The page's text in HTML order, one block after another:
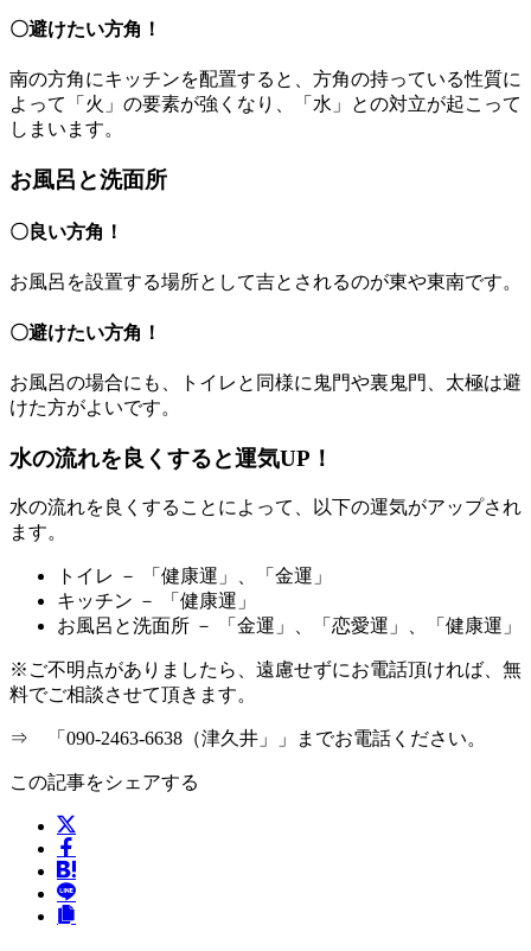
〇避けたい方角！
南の方角にキッチンを配置すると、方角の持っている性質に
よって「火」の要素が強くなり、「水」との対立が起こって
しまいます。
お風呂と洗面所
〇良い方角！
お風呂を設置する場所として吉とされるのが東や東南です。
〇避けたい方角！
お風呂の場合にも、トイレと同様に鬼門や裏鬼門、太極は避
けた方がよいです。
水の流れを良くすると運気UP！
水の流れを良くすることによって、以下の運気がアップされ
ます。
トイレ － 「健康運」、「金運」
キッチン － 「健康運」
お風呂と洗面所 － 「金運」、「恋愛運」、「健康運」
※ご不明点がありましたら、遠慮せずにお電話頂ければ、無
料でご相談させて頂きます。
⇒ 「090-2463-6638（津久井」」までお電話ください。
この記事をシェアする